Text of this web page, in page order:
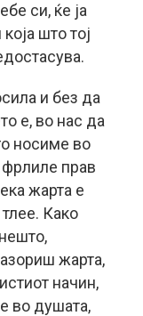
си, ќе ја
што тој
и без да
е, во нас да
носиме во
прав
жарта е
Како
жарта,
начин,
во душата,